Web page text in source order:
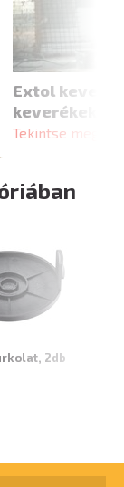
Extol
Tekintse meg a
2db